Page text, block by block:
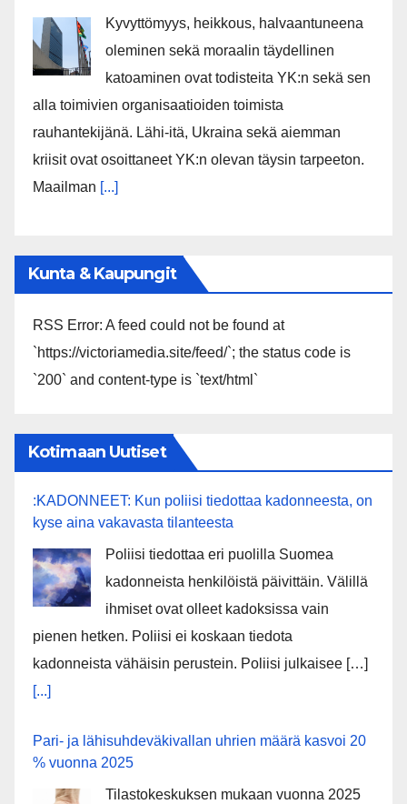
Kyvyttömyys, heikkous, halvaantuneena
oleminen sekä moraalin täydellinen
katoaminen ovat todisteita YK:n sekä sen
alla toimivien organisaatioiden toimista
rauhantekijänä. Lähi-itä, Ukraina sekä aiemman
kriisit ovat osoittaneet YK:n olevan täysin tarpeeton.
Maailman [...]
Kunta & Kaupungit
RSS Error: A feed could not be found at
`https://victoriamedia.site/feed/`; the status code is
`200` and content-type is `text/html`
Kotimaan Uutiset
:KADONNEET: Kun poliisi tiedottaa kadonneesta, on
kyse aina vakavasta tilanteesta
Poliisi tiedottaa eri puolilla Suomea
kadonneista henkilöistä päivittäin. Välillä
ihmiset ovat olleet kadoksissa vain
pienen hetken. Poliisi ei koskaan tiedota
kadonneista vähäisin perustein. Poliisi julkaisee […]
[...]
Pari- ja lähisuhdeväkivallan uhrien määrä kasvoi 20
% vuonna 2025
Tilastokeskuksen mukaan vuonna 2025